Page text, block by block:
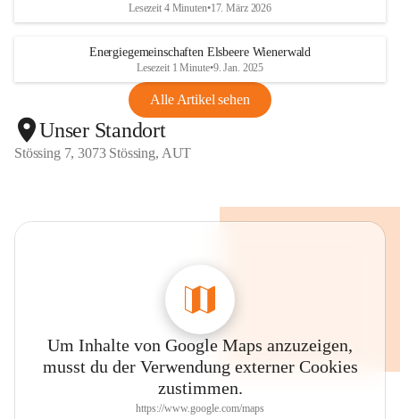
Lesezeit 4 Minuten•17. März 2026
Energiegemeinschaften Elsbeere Wienerwald
Lesezeit 1 Minute•9. Jan. 2025
Alle Artikel sehen
Unser Standort
Stössing 7, 3073 Stössing, AUT
Um Inhalte von Google Maps anzuzeigen,
musst du der Verwendung externer Cookies
zustimmen.
https://www.google.com/maps